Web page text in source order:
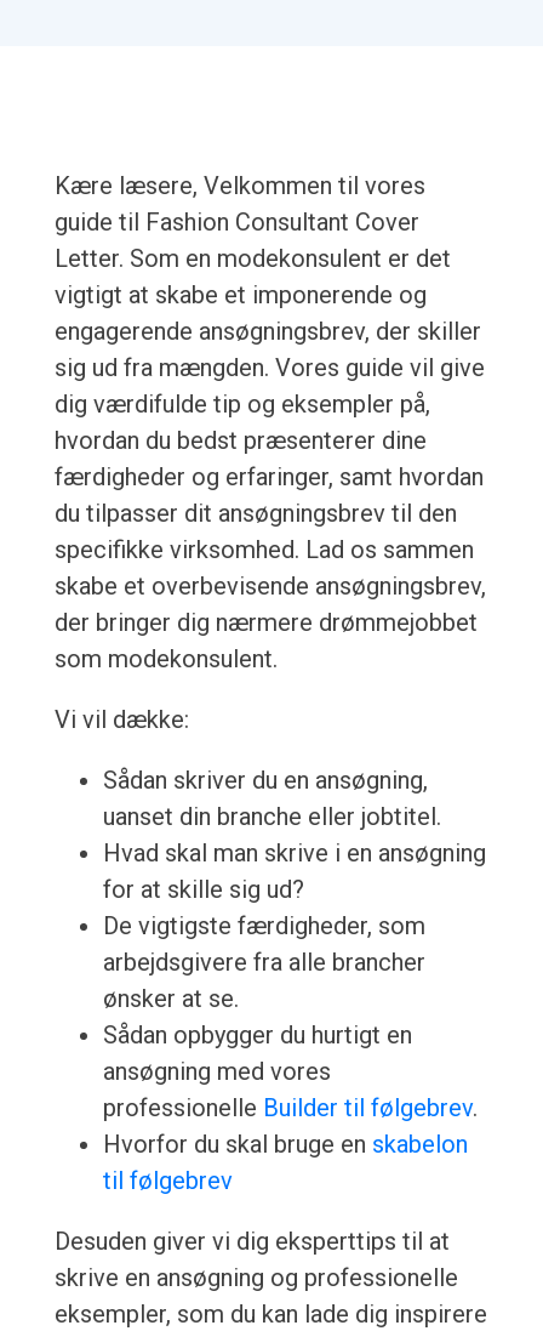
Kære læsere, Velkommen til vores
guide til Fashion Consultant Cover
Letter. Som en modekonsulent er det
vigtigt at skabe et imponerende og
engagerende ansøgningsbrev, der skiller
sig ud fra mængden. Vores guide vil give
dig værdifulde tip og eksempler på,
hvordan du bedst præsenterer dine
færdigheder og erfaringer, samt hvordan
du tilpasser dit ansøgningsbrev til den
specifikke virksomhed. Lad os sammen
skabe et overbevisende ansøgningsbrev,
der bringer dig nærmere drømmejobbet
som modekonsulent.
Vi vil dække:
Sådan skriver du en ansøgning,
uanset din branche eller jobtitel.
Hvad skal man skrive i en ansøgning
for at skille sig ud?
De vigtigste færdigheder, som
arbejdsgivere fra alle brancher
ønsker at se.
Sådan opbygger du hurtigt en
ansøgning med vores
professionelle Builder til følgebrev.
Hvorfor du skal bruge en skabelon
til følgebrev
Desuden giver vi dig eksperttips til at
skrive en ansøgning og professionelle
eksempler, som du kan lade dig inspirere